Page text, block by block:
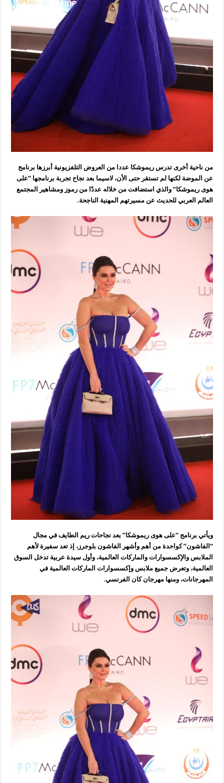
من ناحية أخرى تدرس ريموشكا عددا من العروض التلفزيونية أبرزها برنامج
عن الموضة لكنها لم تستقر حتى الأن، لاسيما بعد نجاح تجربة برنامجها “على
هوى ريموشكا” والذي استضافت من خلاله عددًا من رموز ومشاهير المجتمع
العالم العربي للحديث عن مسيرتهم المهنية الناجحة.
ويأتي برنامج “على هوى ريموشكا” بعد نجاحات ريم الطايف في مجال
“الفاشون” كواحدة من أهم وأشهر الفاشون بلوجرز، إذ تعد سفيرة لأهم
الملابس والإكسسوارات والماركات العالمية، وأول سيدة عربية تدخل السوق
العالمية، وتعرض جميع ملابس وإكسسوارات الماركات العالمية في
المهرجانات، ومنها مهرجان كان الفرنسي.